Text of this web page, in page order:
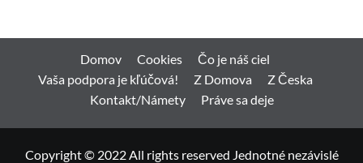
Domov Cookies
Čo je náš ciel
Vaša podpora je kľúčová!
Z Domova
Z Česka
Kontakt/Námety
Práve sa deje
Copyright © 2022 All rights reserved Jednotné nezávislé